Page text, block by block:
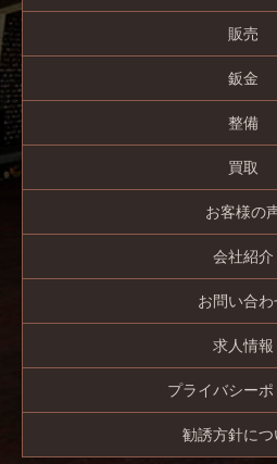
販売
鈑金
整備
買取
お客様の
会社紹介
お問い合わ
求人情報
プライバシーポ
勧誘方針につ